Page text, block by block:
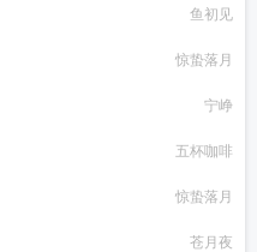
鱼初见
惊蛰落月
宁峥
五杯咖啡
惊蛰落月
苍月夜